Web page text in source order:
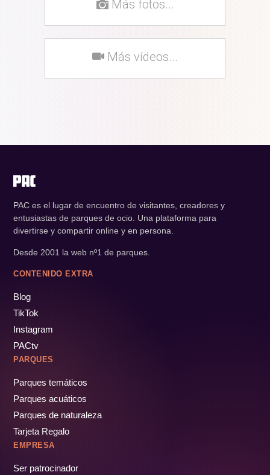
Más fotos...
Más vídeos...
PAC es el lugar de encuentro de visitantes, creadores y
entusiastas de parques de ocio. Una plataforma para
divertirse y compartir online y en persona.
Desde 2001 la web nº1 de parques.
CONTENIDO EXTRA
Blog
TikTok
Instagram
PACtv
PARQUES
Parques temáticos
Parques acuáticos
Parques de naturaleza
Tarjeta Regalo
EMPRESA
Ser patrocinador